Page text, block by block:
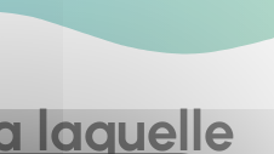
laquelle